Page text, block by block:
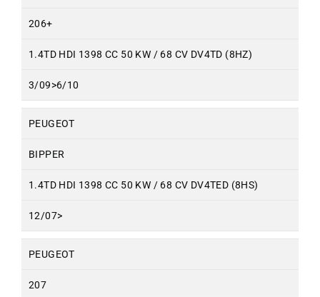
206+
1.4TD HDI 1398 CC 50 KW / 68 CV DV4TD (8HZ)
3/09>6/10
PEUGEOT
BIPPER
1.4TD HDI 1398 CC 50 KW / 68 CV DV4TED (8HS)
12/07>
PEUGEOT
207